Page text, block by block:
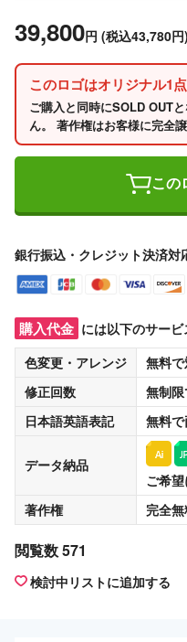
39,800円 (税込43,780円)
このロゴはオリジナル1
ご購入と同時にSOLD OUT
ん。 著作権はお客様に完全譲
この
銀行振込・クレジット決済対
購入代金 には以下のサービ
色変更・アレンジ
無料
修正回数
無制限
日本語英語表記
無料
データ納品
ご希
著作権
完全
閲覧数 571
検討中リストに追加する